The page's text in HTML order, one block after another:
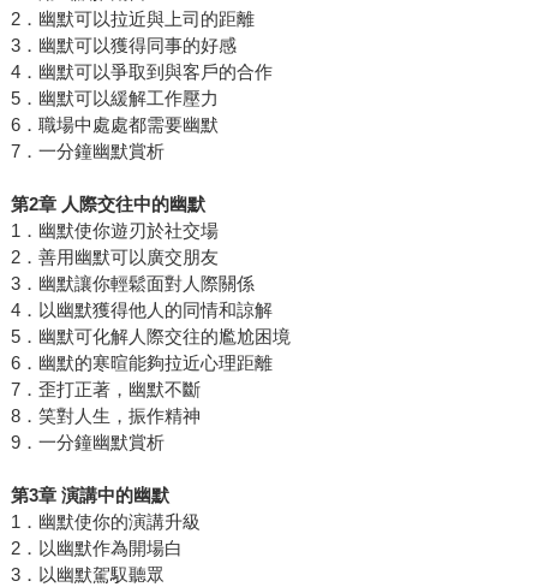
2．幽默可以拉近與上司的距離
3．幽默可以獲得同事的好感
4．幽默可以爭取到與客戶的合作
5．幽默可以緩解工作壓力
6．職場中處處都需要幽默
7．一分鐘幽默賞析
第2章 人際交往中的幽默
1．幽默使你遊刃於社交場
2．善用幽默可以廣交朋友
3．幽默讓你輕鬆面對人際關係
4．以幽默獲得他人的同情和諒解
5．幽默可化解人際交往的尷尬困境
6．幽默的寒暄能夠拉近心理距離
7．歪打正著，幽默不斷
8．笑對人生，振作精神
9．一分鐘幽默賞析
第3章 演講中的幽默
1．幽默使你的演講升級
2．以幽默作為開場白
3．以幽默駕馭聽眾